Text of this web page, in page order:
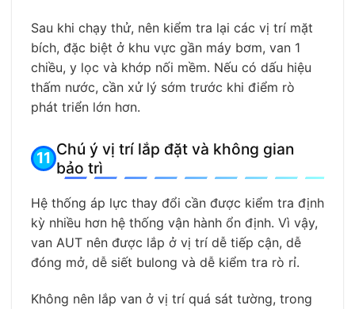
Sau khi chạy thử, nên kiểm tra lại các vị trí mặt
bích, đặc biệt ở khu vực gần máy bơm, van 1
chiều, y lọc và khớp nối mềm. Nếu có dấu hiệu
thấm nước, cần xử lý sớm trước khi điểm rò
phát triển lớn hơn.
Chú ý vị trí lắp đặt và không gian
bảo trì
Hệ thống áp lực thay đổi cần được kiểm tra định
kỳ nhiều hơn hệ thống vận hành ổn định. Vì vậy,
van AUT nên được lắp ở vị trí dễ tiếp cận, dễ
đóng mở, dễ siết bulong và dễ kiểm tra rò rỉ.
Không nên lắp van ở vị trí quá sát tường, trong